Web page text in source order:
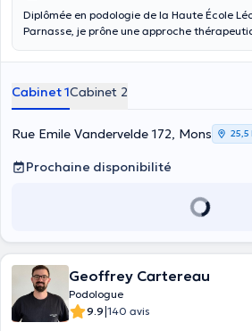
Diplômée en podologie de la Haute École
Parnasse, je prône une approche
douceur des soins (coupe des ongles,
traiter, à l’aide de semelles ou autre, des
tendinites (du tibial post, d’Achille, …),
gonalgies, syndrome de l’essuie-glace, … Renseignement/prise de
RDV : 0495/84.55.39.
Cabinet 1Cabinet 2
Rue Emile Vandervelde 172, Mons 25,5
Prochaine disponibilité
Geoffrey Cartereau
Podologue
9.9|140 avis